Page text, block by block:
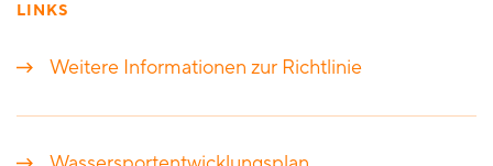
LINKS
Weitere Informationen zur Richtlinie